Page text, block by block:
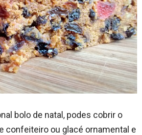
bolo de natal, podes cobrir o
confeiteiro ou glacé ornamental e